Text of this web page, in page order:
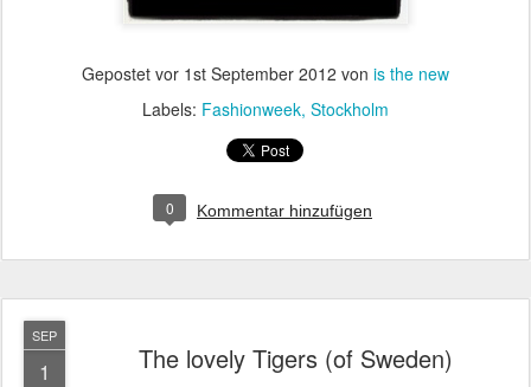
Gepostet vor 1st September 2012 von is the new
Labels: Fashionweek Stockholm
0 Kommentar hinzufügen
SEP
1 The lovely Tigers (of Sweden)